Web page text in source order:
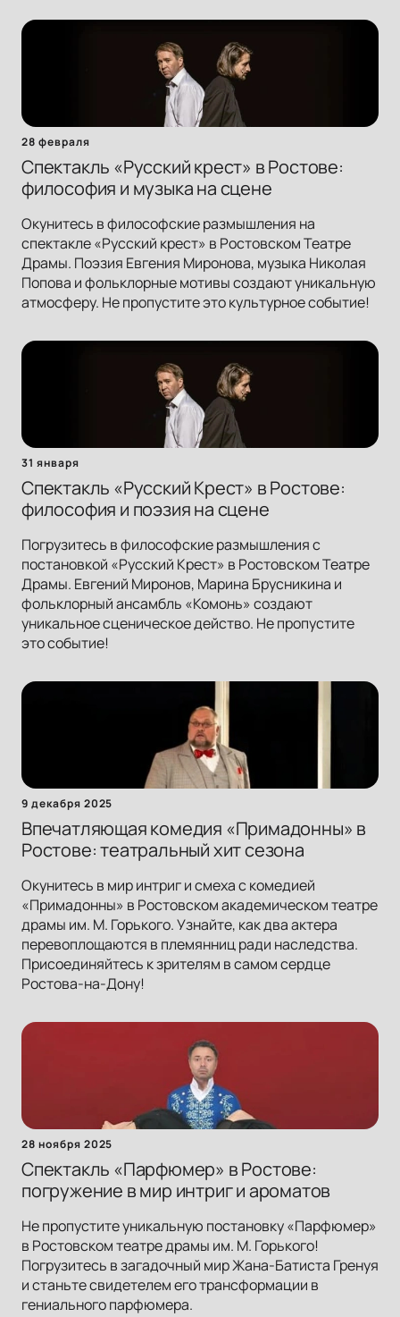
28 февраля
Спектакль «Русский крест» в Ростове:
философия и музыка на сцене
Окунитесь в философские размышления на
спектакле «Русский крест» в Ростовском Театре
Драмы. Поэзия Евгения Миронова, музыка Николая
Попова и фольклорные мотивы создают уникальную
атмосферу. Не пропустите это культурное событие!
31 января
Спектакль «Русский Крест» в Ростове:
философия и поэзия на сцене
Погрузитесь в философские размышления с
постановкой «Русский Крест» в Ростовском Театре
Драмы. Евгений Миронов, Марина Брусникина и
фольклорный ансамбль «Комонь» создают
уникальное сценическое действо. Не пропустите
это событие!
9 декабря 2025
Впечатляющая комедия «Примадонны» в
Ростове: театральный хит сезона
Окунитесь в мир интриг и смеха с комедией
«Примадонны» в Ростовском академическом театре
драмы им. М. Горького. Узнайте, как два актера
перевоплощаются в племянниц ради наследства.
Присоединяйтесь к зрителям в самом сердце
Ростова-на-Дону!
28 ноября 2025
Спектакль «Парфюмер» в Ростове:
погружение в мир интриг и ароматов
Не пропустите уникальную постановку «Парфюмер»
в Ростовском театре драмы им. М. Горького!
Погрузитесь в загадочный мир Жана-Батиста Гренуя
и станьте свидетелем его трансформации в
гениального парфюмера.